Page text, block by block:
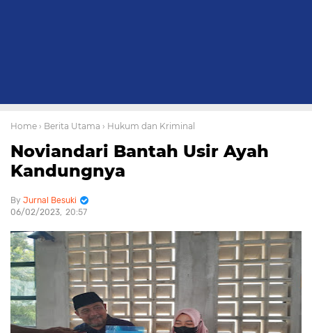
Home › Berita Utama › Hukum dan Kriminal
Noviandari Bantah Usir Ayah
Kandungnya
Jurnal Besuki
06/02/2023 20:57